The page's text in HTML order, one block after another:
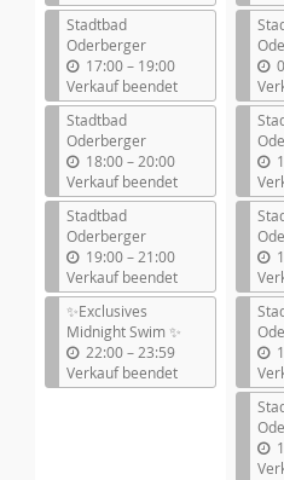
s
Stadtbad
Oderberger
17:00–b
i
s
19:00
Verkauf beendet
Stadtbad
Oderberger
18:00–b
i
s
20:00
Verkauf beendet
Stadtbad
Oderberger
19:00–b
i
s
21:00
Verkauf beendet
✨Exclusives
Midnight Swim ✨
22:00–b
i
s
23:59
Verkauf beendet